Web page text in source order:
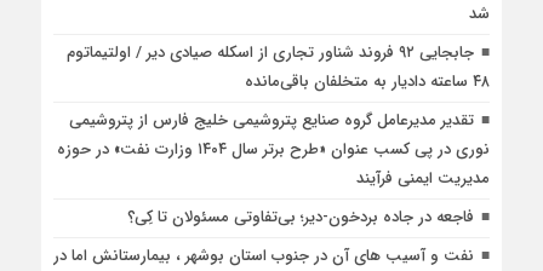
شد
جابجایی ۹۲ فروند شناور تجاری از اسکله صیادی دیر / اولتیماتوم
۴۸ ساعته دادیار به متخلفان باقی‌مانده
تقدیر مدیرعامل گروه صنایع پتروشیمی خلیج فارس از پتروشیمی
نوری در پی کسب عنوان «طرح برتر سال ۱۴۰۴ وزارت نفت» در حوزه
مدیریت ایمنی فرآیند
فاجعه در جاده بردخون-دیر؛ بی‌تفاوتی مسئولان تا کِی؟
نفت و آسیب های آن در جنوب استان بوشهر ، بیمارستانش اما در